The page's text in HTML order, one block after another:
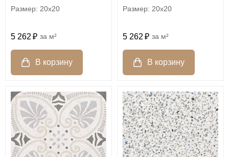
20x20
5 262 м²
20x20
5 262 м²